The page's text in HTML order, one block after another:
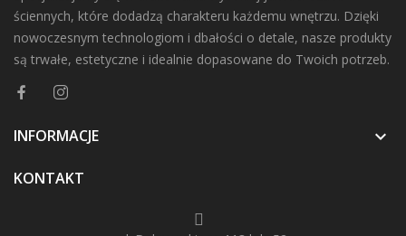
ściennych, które dodadzą charakteru każdemu wnętrzu. Dzięki
nowoczesnym technologiom i dbałości o detale, nasze produkty
są trwałe, estetyczne i idealnie dopasowane do Twoich potrzeb.
INFORMACJE 
KONTAKT